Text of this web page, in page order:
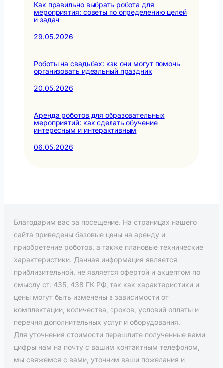
Как правильно выбрать робота для
мероприятия: советы по определению целей
и задач
29.05.2026
Роботы на свадьбах: как они могут помочь
организовать идеальный праздник
20.05.2026
Аренда роботов для образовательных
мероприятий: как сделать обучение
интересным и интерактивным
06.05.2026
Благодарим вас за посещение. На страницах нашего
сайта приведены базовые цены на аренду и
приобретение роботов, а также плановые технические
характеристики. Данная информация является
приблизительной, не является офертой и акцептом по
смыслу ст. 435, 438 ГК РФ, так как характеристики и
цены могут быть изменены в зависимости от
комплектации, количества, сроков, условий оплаты и
перечня дополнительных услуг и оборудования.
Для уточнения стоимости перешлите полученные вами
цифры нам на почту c вашим контактным телефоном,
мы свяжемся с вами, уточним ваши пожелания и